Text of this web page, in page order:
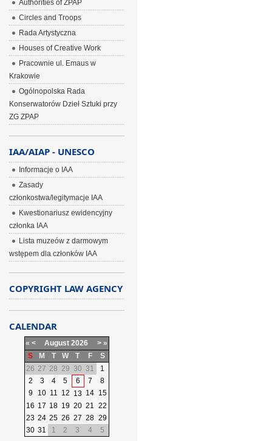
Authorities of ZPAP
Circles and Troops
Rada Artystyczna
Houses of Creative Work
Pracownie ul. Emaus w
Krakowie
Ogólnopolska Rada
Konserwatorów Dzieł Sztuki przy
ZG ZPAP
IAA/AIAP - UNESCO
Informacje o IAA
Zasady
członkostwa/legitymacje IAA
Kwestionariusz ewidencyjny
członka IAA
Lista muzeów z darmowym
wstępem dla członków IAA
COPYRIGHT LAW AGENCY
CALENDAR
« < August 2026 > »
S
M T W T F
S
26 27 28 29 30 31
1
2
3 4 5 6 7
8
9
10 11 12 13 14 15
16 17 18 19 20 21 22
23 24 25 26 27 28 29
30 31 1 2 3 4 5